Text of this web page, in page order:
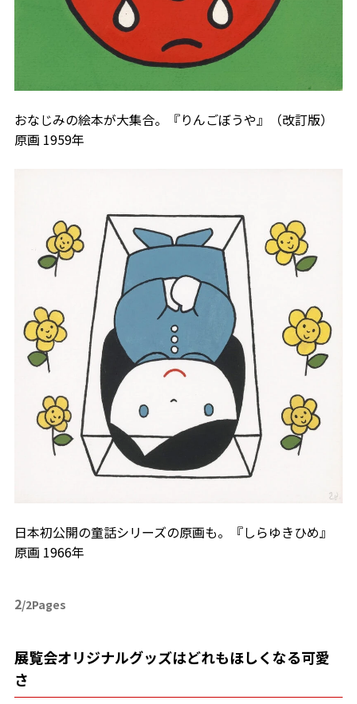
おなじみの絵本が大集合。『りんごぼうや』（改訂版）
原画 1959年
日本初公開の童話シリーズの原画も。『しらゆきひめ』
原画 1966年
2/2Pages
展覧会オリジナルグッズはどれもほしくなる可愛
さ